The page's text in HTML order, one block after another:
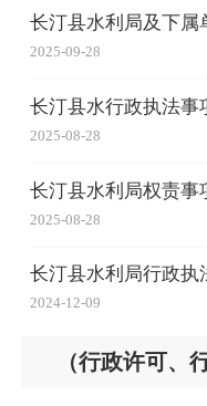
长汀县水利局及下属
2025-09-28
长汀县水行政执法事
2025-08-28
长汀县水利局权责事
2025-08-28
长汀县水利局行政执
2024-12-09
（行政许可、